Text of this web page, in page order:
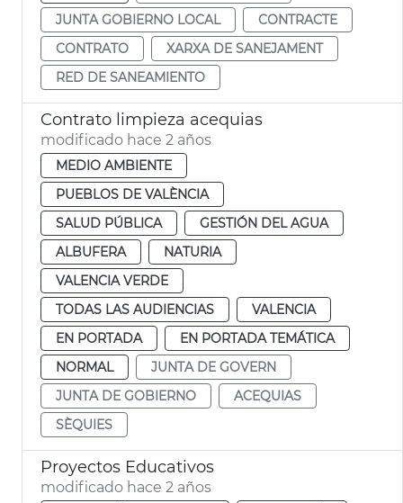
JUNTA GOBIERNO LOCAL
CONTRACTE
CONTRATO
XARXA DE SANEJAMENT
RED DE SANEAMIENTO
Contrato limpieza acequias
modificado hace 2 años
MEDIO AMBIENTE
PUEBLOS DE VALÈNCIA
SALUD PÚBLICA
GESTIÓN DEL AGUA
ALBUFERA
NATURIA
VALENCIA VERDE
TODAS LAS AUDIENCIAS
VALENCIA
EN PORTADA
EN PORTADA TEMÁTICA
NORMAL
JUNTA DE GOVERN
JUNTA DE GOBIERNO
ACEQUIAS
SÈQUIES
Proyectos Educativos
modificado hace 2 años